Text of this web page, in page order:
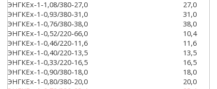
ЭНГКЕх-1-1,08/380-27,0
27,0
ЭНГКЕх-1-0,93/380-31,0
31,0
ЭНГКЕх-1-0,76/380-38,0
38,0
ЭНГКЕх-1-0,52/220-66,0
10,4
ЭНГКЕх-1-0,46/220-11,6
11,6
ЭНГКЕх-1-0,40/220-13,5
13,5
ЭНГКЕх-1-0,33/220-16,5
16,5
ЭНГКЕх-1-0,90/380-18,0
18,0
ЭНГКЕх-1-0,80/380-20,0
20,0